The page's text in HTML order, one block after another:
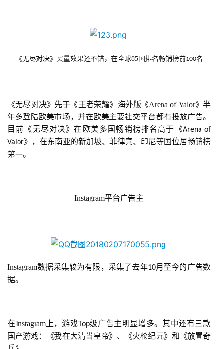
业
界
手
机
休
闲
2
0
《无尽对决》买量效果还不错，在全球85国排名畅销榜前100名
《无尽对决》先于《王者荣耀》海外版《Arena of Valor》半
年多登陆欧美市场，并在欧美主要社交平台都有投放广告。
目前《无尽对决》在欧美多国畅销榜排名高于《Arena of
Valor》，在东南亚的新加坡、菲律宾、印尼等国位居畅销榜
第一。
Instagram平台广告主
Instagram数据采集较为有限，采集了去年10月至今的广告数
据。
在Instagram上，游戏Top级广告主明显增多。其中还有三款
国产游戏：《我在大清当皇帝》、《火枪纪元》和《放置奇